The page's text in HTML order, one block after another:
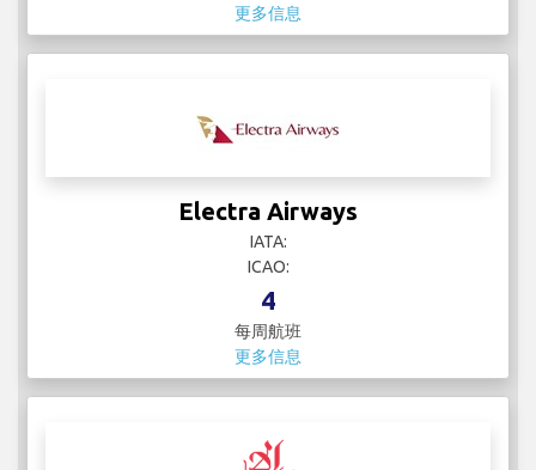
更多信息
Electra Airways
IATA:
ICAO:
4
每周航班
更多信息